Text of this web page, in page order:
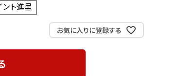
ト進呈 ]
お気に入りに登録する